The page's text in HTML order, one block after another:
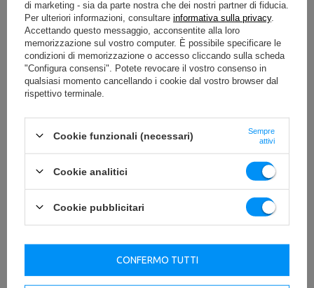
di marketing - sia da parte nostra che dei nostri partner di fiducia.
Per ulteriori informazioni, consultare informativa sulla privacy.
Accettando questo messaggio, acconsentite alla loro
memorizzazione sul vostro computer. È possibile specificare le
condizioni di memorizzazione o accesso cliccando sulla scheda
"Configura consensi". Potete revocare il vostro consenso in
qualsiasi momento cancellando i cookie dal vostro browser dal
rispettivo terminale.
Cookie funzionali (necessari)
Sempre
attivi
Cookie analitici
Cookie pubblicitari
CONFERMO TUTTI